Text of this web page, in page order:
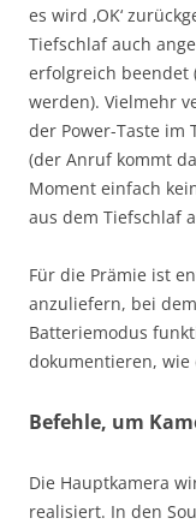
es wird ‚OK‘
Tiefschlaf auch
erfolgreich beendet
werden). Vielmehr
der Power-Taste im
(der Anruf kommt
Moment einfach
aus dem Tiefschlaf
Für die Prämie ist
anzuliefern, bei
Batteriemodus
dokumentieren, wie
Befehle, um
Die Hauptkamera
realisiert. In den